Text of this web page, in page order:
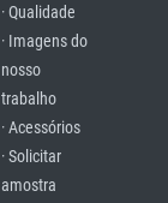
· Qualidade
· Imagens do
nosso
trabalho
· Acessórios
· Solicitar
amostra